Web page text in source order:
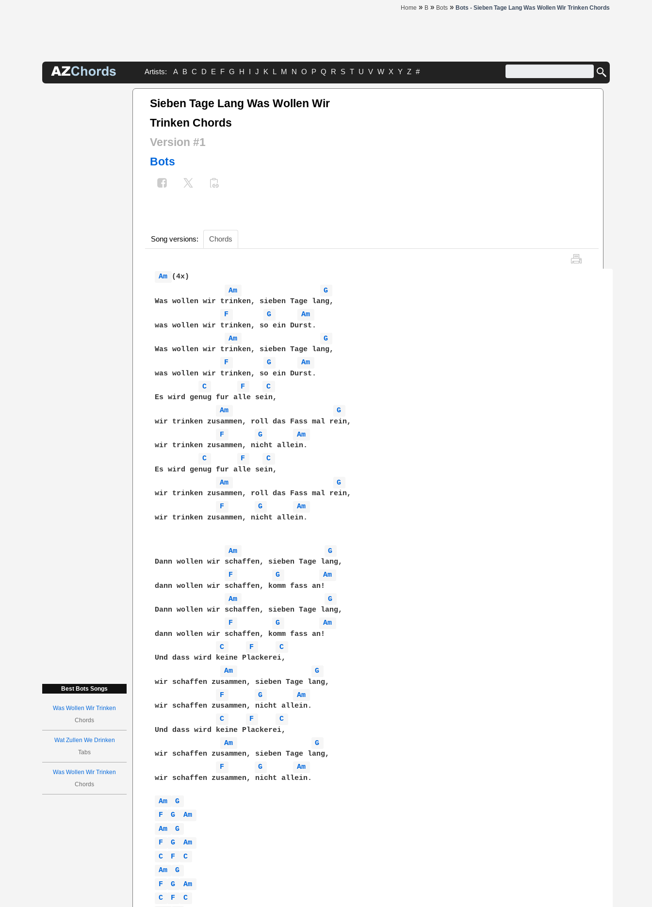
Home » B » Bots » Bots - Sieben Tage Lang Was Wollen Wir Trinken Chords
Artists: A B C D E F G H I J K L M N O P Q R S T U V W X Y Z #
Best Bots Songs
Was Wollen Wir Trinken
Chords
Wat Zullen We Drinken
Tabs
Was Wollen Wir Trinken
Chords
Sieben Tage Lang Was Wollen Wir
Trinken Chords
Version #1
Bots
Song versions: Chords
Am
(4x)
Am
G
Was wollen wir trinken, sieben Tage lang,
F
G
Am
was wollen wir trinken, so ein Durst.
Am
G
Was wollen wir trinken, sieben Tage lang,
F
G
Am
was wollen wir trinken, so ein Durst.
C
F
C
Es wird genug fur alle sein,
Am
G
wir trinken zusammen, roll das Fass mal rein,
F
G
Am
wir trinken zusammen, nicht allein.
C
F
C
Es wird genug fur alle sein,
Am
G
wir trinken zusammen, roll das Fass mal rein,
F
G
Am
wir trinken zusammen, nicht allein.
Am
G
Dann wollen wir schaffen, sieben Tage lang,
F
G
Am
dann wollen wir schaffen, komm fass an!
Am
G
Dann wollen wir schaffen, sieben Tage lang,
F
G
Am
dann wollen wir schaffen, komm fass an!
C
F
C
Und dass wird keine Plackerei,
Am
G
wir schaffen zusammen, sieben Tage lang,
F
G
Am
wir schaffen zusammen, nicht allein.
C
F
C
Und dass wird keine Plackerei,
Am
G
wir schaffen zusammen, sieben Tage lang,
F
G
Am
wir schaffen zusammen, nicht allein.
Am
G
F
G
Am
Am
G
F
G
Am
C
F
C
Am
G
F
G
Am
C
F
C